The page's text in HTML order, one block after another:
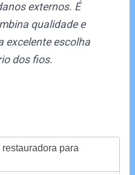
externos. É
qualidade e
excelente escolha
dos fios.
para